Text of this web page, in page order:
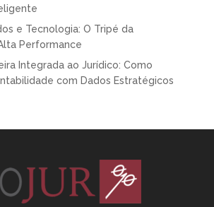
e Tecnologia: O Tripé da
Performance
Integrada ao Jurídico: Como
com Dados Estratégicos